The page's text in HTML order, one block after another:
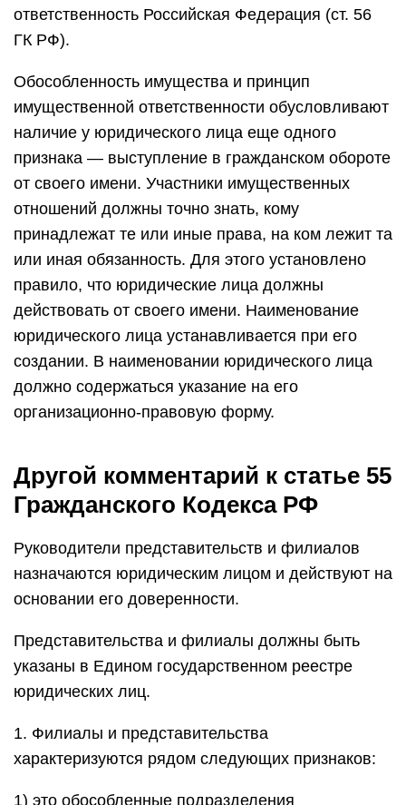
ответственность Российская Федерация (ст. 56
ГК РФ).
Обособленность имущества и принцип
имущественной ответственности обусловливают
наличие у юридического лица еще одного
признака — выступление в гражданском обороте
от своего имени. Участники имущественных
отношений должны точно знать, кому
принадлежат те или иные права, на ком лежит та
или иная обязанность. Для этого установлено
правило, что юридические лица должны
действовать от своего имени. Наименование
юридического лица устанавливается при его
создании. В наименовании юридического лица
должно содержаться указание на его
организационно-правовую форму.
Другой комментарий к статье 55
Гражданского Кодекса РФ
Руководители представительств и филиалов
назначаются юридическим лицом и действуют на
основании его доверенности.
Представительства и филиалы должны быть
указаны в Едином государственном реестре
юридических лиц.
1. Филиалы и представительства
характеризуются рядом следующих признаков:
1) это обособленные подразделения